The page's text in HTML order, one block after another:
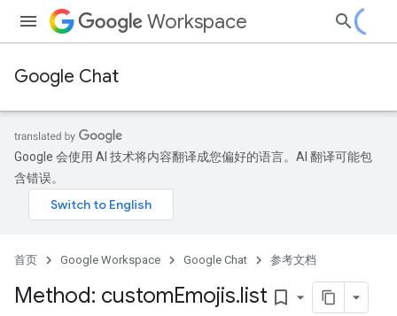
Workspace
Google Chat
Google 会使用 AI 技术将内容翻译成您偏好的语言。AI 翻译可能包
含错误。
首页 Google Workspace Google Chat 参考文档
Method: customEmojis.list bookmark_border